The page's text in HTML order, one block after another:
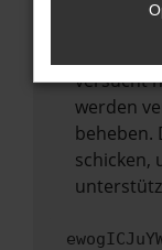
Wende
Wenn du
versucht
werden
beheben.
schicken,